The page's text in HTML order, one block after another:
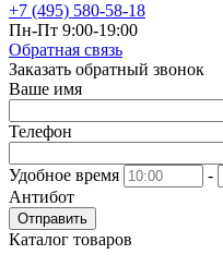
+7 (495) 580-58-18
Пн-Пт 9:00-19:00
Обратная связь
Заказать обратный звонок
Ваше имя
Телефон
Удобное время
-
Антибот
Отправить
Каталог товаров